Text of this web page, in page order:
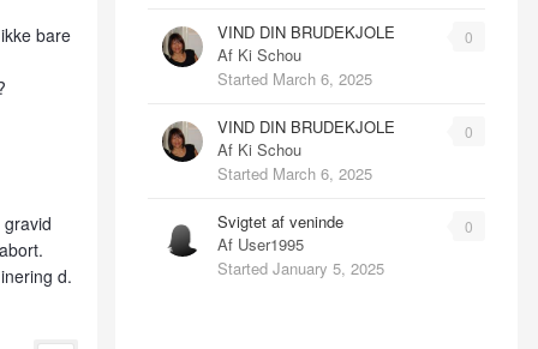
bare
d.
0
VIND DIN BRUDEKJOLE
Af Ki Schou
Started March 6, 2025
0
VIND DIN BRUDEKJOLE
Af Ki Schou
Started March 6, 2025
0
Svigtet af veninde
Af User1995
Started January 5, 2025